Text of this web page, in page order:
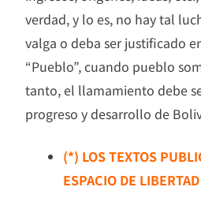
verdad, y lo es, no hay tal
valga o deba ser justificado
“Pueblo”, cuando pueblo
tanto, el llamamiento debe
progreso y desarrollo de
(*) LOS TEXTOS
ESPACIO DE